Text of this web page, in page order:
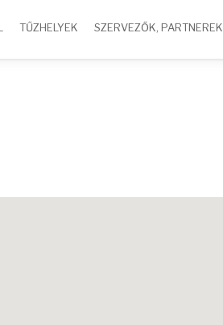
TŰZHELYEK SZERVEZŐK, PARTNEREK